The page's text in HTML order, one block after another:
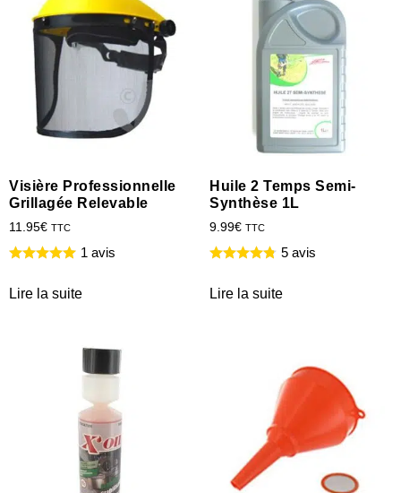
Visière Professionnelle
Grillagée Relevable
11.95€ TTC
1 avis
Lire la suite
Huile 2 Temps Semi-
Synthèse 1L
9.99€ TTC
5 avis
Lire la suite